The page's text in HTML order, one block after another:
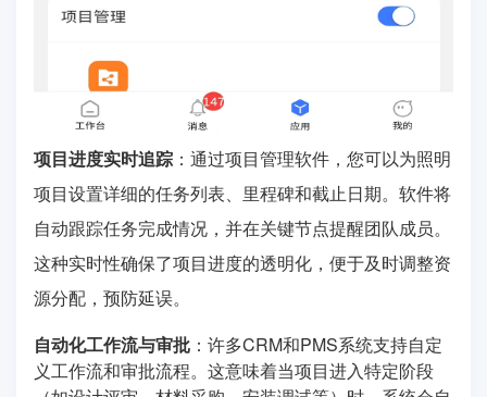
项目进度实时追踪 ：通过项目管理软件，您可以为照明
项目设置详细的任务列表、里程碑和截止日期。软件将
自动跟踪任务完成情况，并在关键节点提醒团队成员。
这种实时性确保了项目进度的透明化，便于及时调整资
源分配，预防延误。
自动化工作流与审批 ：许多CRM和PMS系统支持自定
义工作流和审批流程。这意味着当项目进入特定阶段